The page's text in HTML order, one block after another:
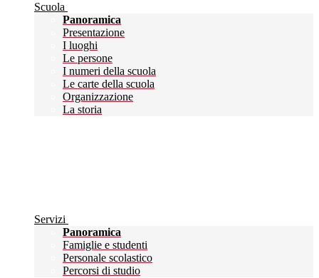
Scuola
Panoramica
Presentazione
I luoghi
Le persone
I numeri della scuola
Le carte della scuola
Organizzazione
La storia
Servizi
Panoramica
Famiglie e studenti
Personale scolastico
Percorsi di studio